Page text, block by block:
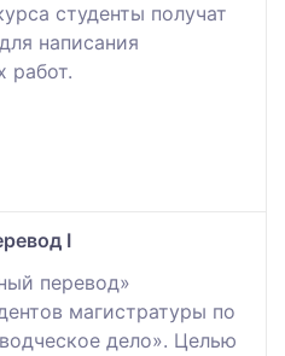
студенты получат
написания
работ.
I
перевод»
магистратуры по
дело». Целью